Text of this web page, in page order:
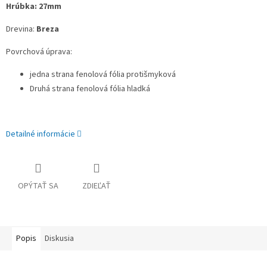
Hrúbka: 27mm
Drevina: Breza
Povrchová úprava:
jedna strana fenolová fólia protišmyková
Druhá strana fenolová fólia hladká
Detailné informácie
OPÝTAŤ SA ZDIEĽAŤ
Popis Diskusia